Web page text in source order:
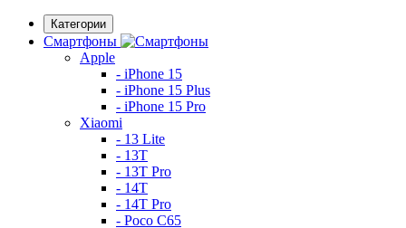
Категории
Смартфоны
Apple
- iPhone 15
- iPhone 15 Plus
- iPhone 15 Pro
Xiaomi
- 13 Lite
- 13T
- 13T Pro
- 14T
- 14T Pro
- Poco C65